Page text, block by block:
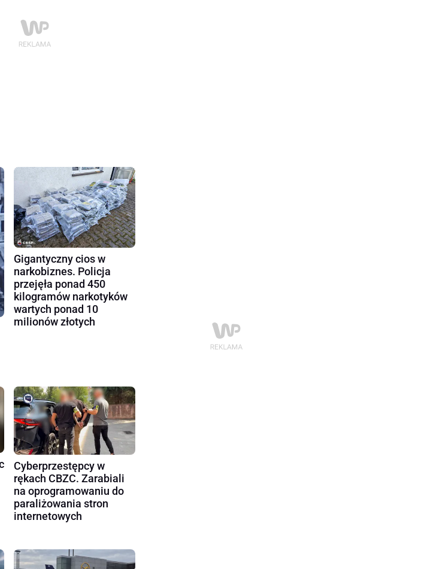
Gigantyczny cios w
narkobiznes. Policja
przejęła ponad 450
kilogramów narkotyków
wartych ponad 10
milionów złotych
Cyberprzestępcy w
rękach CBZC. Zarabiali
na oprogramowaniu do
paraliżowania stron
internetowych